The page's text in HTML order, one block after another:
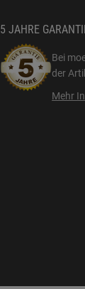
5 JAHRE
Bei
der
Mehr